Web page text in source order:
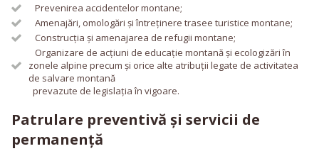
Prevenirea accidentelor montane;
Amenajări, omologări și întreținere trasee turistice montane;
Construcția și amenajarea de refugii montane;
Organizare de acțiuni de educație montană și ecologizări în
zonele alpine precum și orice alte atribuții legate de activitatea
de salvare montană
prevazute de legislația în vigoare.
Patrulare preventivă și servicii de
permanență